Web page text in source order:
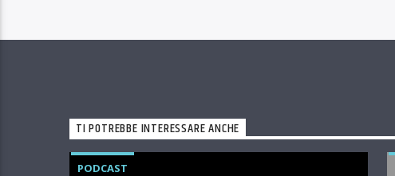
TI POTREBBE INTERESSARE ANCHE
PODCAST